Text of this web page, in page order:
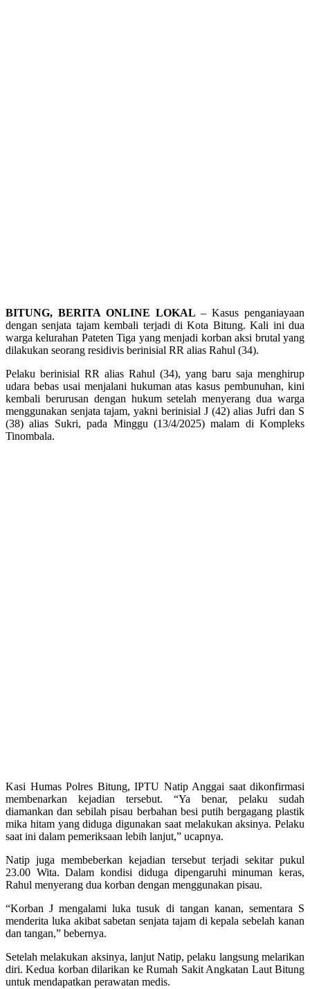
BITUNG, BERITA ONLINE LOKAL – Kasus penganiayaan
dengan senjata tajam kembali terjadi di Kota Bitung. Kali ini dua
warga kelurahan Pateten Tiga yang menjadi korban aksi brutal yang
dilakukan seorang residivis berinisial RR alias Rahul (34).
Pelaku berinisial RR alias Rahul (34), yang baru saja menghirup
udara bebas usai menjalani hukuman atas kasus pembunuhan, kini
kembali berurusan dengan hukum setelah menyerang dua warga
menggunakan senjata tajam, yakni berinisial J (42) alias Jufri dan S
(38) alias Sukri, pada Minggu (13/4/2025) malam di Kompleks
Tinombala.
Kasi Humas Polres Bitung, IPTU Natip Anggai saat dikonfirmasi
membenarkan kejadian tersebut. “Ya benar, pelaku sudah
diamankan dan sebilah pisau berbahan besi putih bergagang plastik
mika hitam yang diduga digunakan saat melakukan aksinya. Pelaku
saat ini dalam pemeriksaan lebih lanjut,” ucapnya.
Natip juga membeberkan kejadian tersebut terjadi sekitar pukul
23.00 Wita. Dalam kondisi diduga dipengaruhi minuman keras,
Rahul menyerang dua korban dengan menggunakan pisau.
“Korban J mengalami luka tusuk di tangan kanan, sementara S
menderita luka akibat sabetan senjata tajam di kepala sebelah kanan
dan tangan,” bebernya.
Setelah melakukan aksinya, lanjut Natip, pelaku langsung melarikan
diri. Kedua korban dilarikan ke Rumah Sakit Angkatan Laut Bitung
untuk mendapatkan perawatan medis.